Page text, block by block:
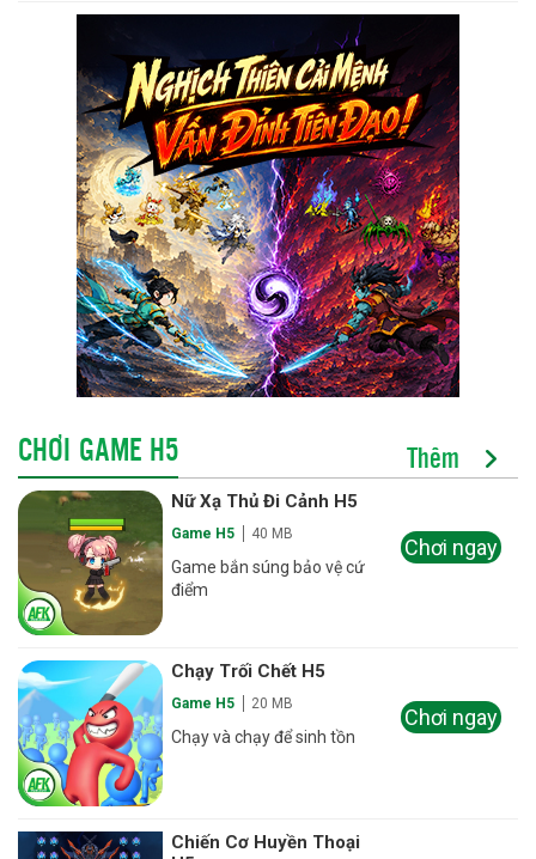
CHƠI GAME H5 Thêm
Nữ Xạ Thủ Đi Cảnh H5
Game H5 40 MB
Game bắn súng bảo vệ cứ
điểm
Chơi ngay
Chạy Trối Chết H5
Game H5 20 MB
Chạy và chạy để sinh tồn
Chơi ngay
Chiến Cơ Huyền Thoại